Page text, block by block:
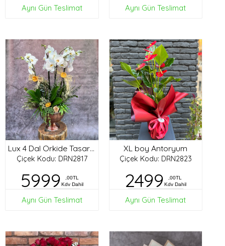
Aynı Gün Teslimat Aynı Gün Teslimat
Lux 4 Dal Orkide Tasarım
Çiçek Kodu: DRN2817
5999
,00TL
Kdv Dahil
Aynı Gün Teslimat
XL boy Antoryum
Çiçek Kodu: DRN2823
2499
,00TL
Kdv Dahil
Aynı Gün Teslimat